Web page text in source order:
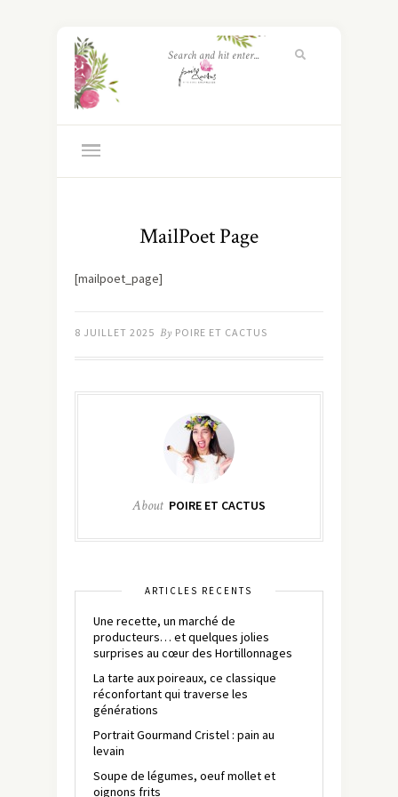
MailPoet Page
[mailpoet_page]
8 JUILLET 2025 By POIRE ET CACTUS
About POIRE ET CACTUS
ARTICLES RÉCENTS
Une recette, un marché de
producteurs… et quelques jolies
surprises au cœur des Hortillonnages
La tarte aux poireaux, ce classique
réconfortant qui traverse les
générations
Portrait Gourmand Cristel : pain au
levain
Soupe de légumes, oeuf mollet et
oignons frits